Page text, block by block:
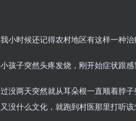
我小时候还记得农村地区有这样一种
小孩子突然头疼发烧，刚开始症状跟
过没两天突然就从耳朵根一直顺着脖
又没什么文化，就跑到村医那里打听